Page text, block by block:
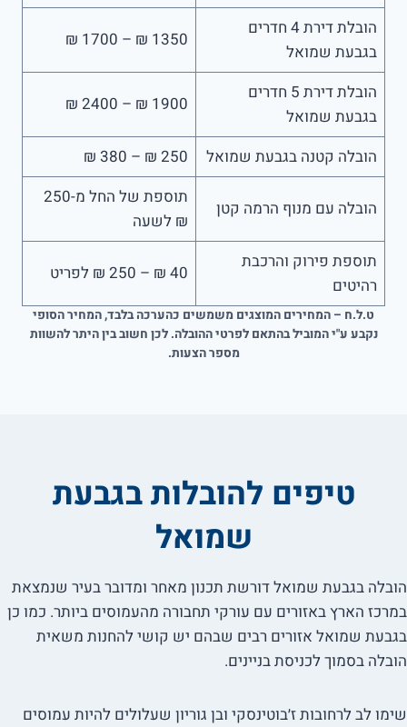
הובלת דירת 4 חדרים
בגבעת שמואל
1350 ₪ – 1700 ₪
הובלת דירת 5 חדרים
בגבעת שמואל
1900 ₪ – 2400 ₪
הובלה קטנה בגבעת שמואל 250 ₪ – 380 ₪
הובלה עם מנוף הרמה קטן
תוספת של החל מ-250
₪ לשעה
תוספת פירוק והרכבת
רהיטים
40 ₪ – 250 ₪ לפריט
ט.ל.ח – המחירים המוצגים משמשים כהערכה בלבד, המחיר הסופי
נקבע ע"י המוביל בהתאם לפרטי ההובלה. לכן חשוב בין היתר להשוות
מספר הצעות.
טיפים להובלות בגבעת
שמואל
הובלה בגבעת שמואל דורשת תכנון מאחר ומדובר בעיר שנמצאת
במרכז הארץ באזורים עם עורקי תחבורה מהעמוסים ביותר. כמו כן
בגבעת שמואל אזורים רבים שבהם יש קושי להחנות משאית
הובלה בסמוך לכניסת בניינים.
שימו לב לרחובות ז׳בוטינסקי ובן גוריון שעלולים להיות עמוסים